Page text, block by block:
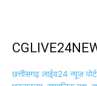
छत्तीसगढ़ लाईव24 न्यूज़